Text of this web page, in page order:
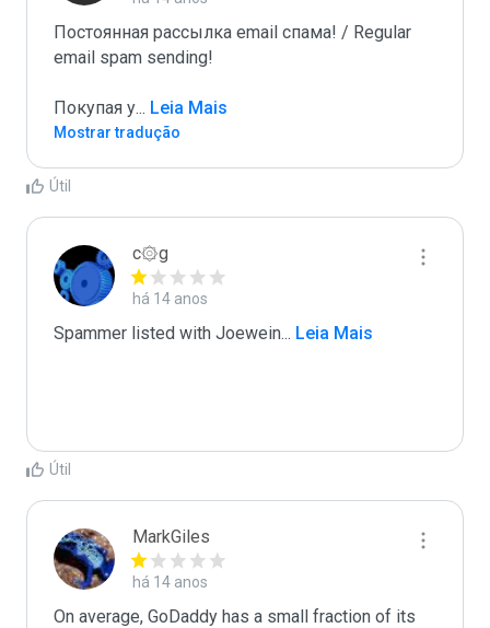
Постоянная рассылка email спама! / Regular
email spam sending!
Покупая у... Leia Mais
Mostrar tradução
Útil
c۞g
há 14 anos
Spammer listed with Joewein... Leia Mais
Útil
MarkGiles
há 14 anos
On average, GoDaddy has a small fraction of its